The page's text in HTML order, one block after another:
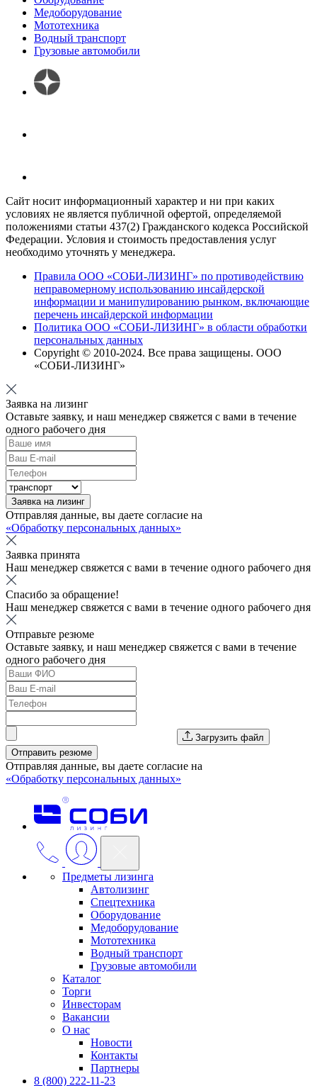
Медоборудование
Мототехника
Водный транспорт
Грузовые автомобили
Сайт носит информационный характер и ни при каких
условиях не является публичной офертой, определяемой
положениями статьи 437(2) Гражданского кодекса Российской
Федерации. Условия и стоимость предоставления услуг
необходимо уточнять у менеджера.
Правила ООО «СОБИ-ЛИЗИНГ» по противодействию
неправомерному использованию инсайдерской
информации и манипулированию рынком, включающие
перечень инсайдерской информации
Политика ООО «СОБИ-ЛИЗИНГ» в области обработки
персональных данных
Copyright © 2010-2024. Все права защищены. ООО
«СОБИ-ЛИЗИНГ»
Заявка на лизинг
Оставьте заявку, и наш менеджер свяжется с вами в течение
одного рабочего дня
Заявка на лизинг
Отправляя данные, вы даете согласие на
«Обработку персональных данных»
Заявка принята
Наш менеджер свяжется с вами в течение одного рабочего дня
Спасибо за обращение!
Наш менеджер свяжется с вами в течение одного рабочего дня
Отправьте резюме
Оставьте заявку, и наш менеджер свяжется с вами в течение
одного рабочего дня
Загрузить файл
Отправить резюме
Отправляя данные, вы даете согласие на
«Обработку персональных данных»
Предметы лизинга
Автолизинг
Спецтехника
Оборудование
Медоборудование
Мототехника
Водный транспорт
Грузовые автомобили
Каталог
Торги
Инвесторам
Вакансии
О нас
Новости
Контакты
Партнеры
8 (800) 222-11-23